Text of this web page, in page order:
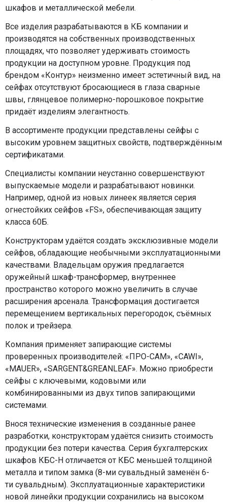
шкафов и металлической мебели.
Все изделия разрабатываются в КБ компании и
производятся на собственных производственных
площадях, что позволяет удерживать стоимость
продукции на доступном уровне. Продукция под
брендом «Контур» неизменно имеет эстетичный вид, на
сейфах отсутствуют бросающиеся в глаза сварные
швы, глянцевое полимерно-порошковое покрытие
придаёт изделиям элегантность.
В ассортименте продукции представлены сейфы с
высоким уровнем защитных свойств, подтверждённым
сертификатами.
Специалисты компании неустанно совершенствуют
выпускаемые модели и разрабатывают новинки.
Например, одной из новых линеек является серия
огнестойких сейфов «FS», обеспечивающая защиту
класса 60Б.
Конструкторам удаётся создать эксклюзивные модели
сейфов, обладающие необычными эксплуатационными
качествами. Владельцам оружия предлагается
оружейный шкаф-трансформер, внутреннее
пространство которого можно увеличить в случае
расширения арсенала. Трансформация достигается
перемещением вертикальных перегородок, съёмных
полок и трейзера.
Компания применяет запирающие системы
проверенных производителей: «ПРО-САМ», «CAWI»,
«MAUER», «SARGENT&GREANLEAF». Можно приобрести
сейфы с ключевыми, кодовыми или
комбинированными из двух типов запирающими
системами.
Внося технические изменения в созданные ранее
разработки, конструкторам удаётся снизить стоимость
продукции без потери качества. Серия бухгалтерских
шкафов КБС-Н отличается от КБС меньшей толщиной
металла и типом замка (8-ми сувальдный заменён 6-
ти сувальдным). Эксплуатационные характеристики
новой линейки продукции сохранились на высоком